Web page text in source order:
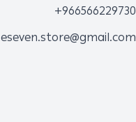
+966566229730
eseven.store@gmail.com